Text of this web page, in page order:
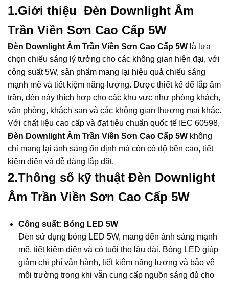
1.Giới thiệu Đèn Downlight Âm
Trần Viền Sơn Cao Cấp 5W
Đèn Downlight Âm Trần Viền Sơn Cao Cấp 5W là lựa
chọn chiếu sáng lý tưởng cho các không gian hiện đại, với
công suất 5W, sản phẩm mang lại hiệu quả chiếu sáng
mạnh mẽ và tiết kiệm năng lượng. Được thiết kế để lắp âm
trần, đèn này thích hợp cho các khu vực như phòng khách,
văn phòng, khách sạn và các không gian thương mại khác.
Với chất liệu cao cấp và đạt tiêu chuẩn quốc tế IEC 60598,
Đèn Downlight Âm Trần Viền Sơn Cao Cấp 5W không
chỉ mang lại ánh sáng ổn định mà còn có độ bền cao, tiết
kiệm điện và dễ dàng lắp đặt.
2.Thông số kỹ thuật Đèn Downlight
Âm Trần Viền Sơn Cao Cấp 5W
Công suất: Bóng LED 5W
Đèn sử dụng bóng LED 5W, mang đến ánh sáng mạnh
mẽ, tiết kiệm điện và có tuổi thọ lâu dài. Bóng LED giúp
giảm chi phí vận hành, tiết kiệm năng lượng và bảo vệ
môi trường trong khi vẫn cung cấp nguồn sáng đủ cho